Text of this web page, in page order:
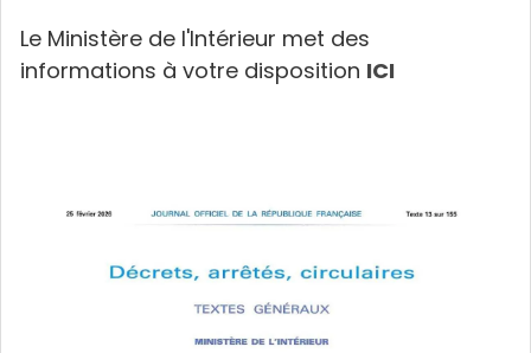
Le Ministère de l'Intérieur met des
informations à votre disposition ICI